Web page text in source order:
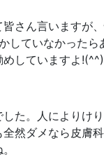
さん言いますが
していなかったら
していますよ
た。人によりけ
然ダメなら皮膚